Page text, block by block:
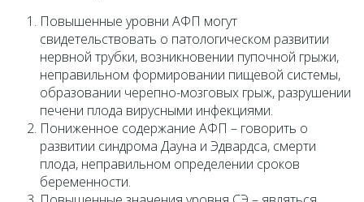
Повышенные уровни АФП могут
свидетельствовать о патологическом развитии
нервной трубки, возникновении пупочной грыжи,
неправильном формировании пищевой системы,
образовании черепно-мозговых грыж, разрушении
печени плода вирусными инфекциями.
Пониженное содержание АФП – говорить о
развитии синдрома Дауна и Эдвардса, смерти
плода, неправильном определении сроков
беременности.